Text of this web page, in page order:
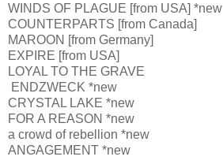
WINDS OF PLAGUE [from USA] *new
COUNTERPARTS [from Canada]
MAROON [from Germany]
EXPIRE [from USA]
LOYAL TO THE GRAVE
ENDZWECK *new
CRYSTAL LAKE *new
FOR A REASON *new
a crowd of rebellion *new
ANGAGEMENT *new